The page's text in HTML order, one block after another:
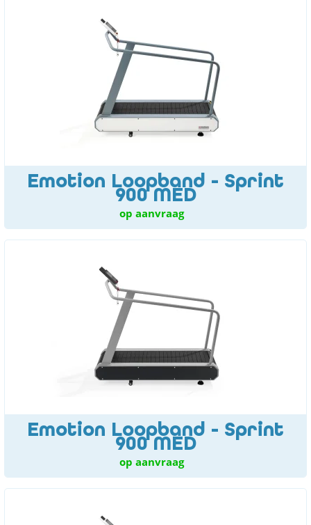
Emotion Loopband - Sprint
900 MED
op aanvraag
Emotion Loopband - Sprint
900 MED
op aanvraag